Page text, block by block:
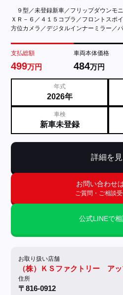
９型／未登録新車／フリップダウンモ
ＸＲ－６／４１５コブラ／フロントスポ
方位カメラ／デジタルインナーミラー／
支払総額
499万円
車両本体価格
484万円
年式
2026年
車検
新車未登録
詳細を
お問い合わせ
ご質問・ご相談
公式LINEで
お取り扱い店舗
（株）ＫＳファクトリー ア
住所
〒816-0912